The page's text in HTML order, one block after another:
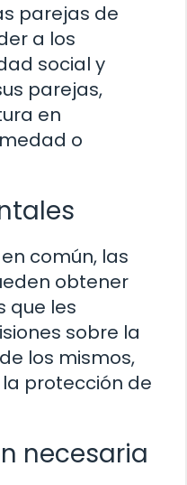
parejas de
a los
social y
parejas,
en
o
común, las
obtener
que les
sobre la
los mismos,
protección de
necesaria